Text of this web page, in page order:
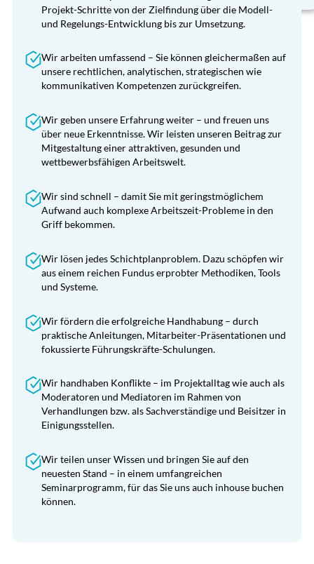
Projekt-Schritte von der Zielfindung über die Modell-
und Regelungs-Entwicklung bis zur Umsetzung.
Wir arbeiten umfassend – Sie können gleichermaßen auf
unsere rechtlichen, analytischen, strategischen wie
kommunikativen Kompetenzen zurückgreifen.
Wir geben unsere Erfahrung weiter – und freuen uns
über neue Erkenntnisse. Wir leisten unseren Beitrag zur
Mitgestaltung einer attraktiven, gesunden und
wettbewerbsfähigen Arbeitswelt.
Wir sind schnell – damit Sie mit geringstmöglichem
Aufwand auch komplexe Arbeitszeit-Probleme in den
Griff bekommen.
Wir lösen jedes Schichtplanproblem. Dazu schöpfen wir
aus einem reichen Fundus erprobter Methodiken, Tools
und Systeme.
Wir fördern die erfolgreiche Handhabung – durch
praktische Anleitungen, Mitarbeiter-Präsentationen und
fokussierte Führungskräfte-Schulungen.
Wir handhaben Konflikte – im Projektalltag wie auch als
Moderatoren und Mediatoren im Rahmen von
Verhandlungen bzw. als Sachverständige und Beisitzer in
Einigungsstellen.
Wir teilen unser Wissen und bringen Sie auf den
neuesten Stand – in einem umfangreichen
Seminarprogramm, für das Sie uns auch inhouse buchen
können.